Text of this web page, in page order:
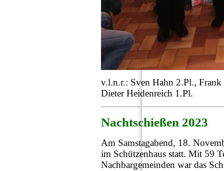
v.l.n.r.: Sven Hahn 2.Pl.,
Dieter Heidenreich 1.Pl.
Nachtschießen 2023
Am Samstagabend, 18.
im Schützenhaus statt. Mit 59
Nachbargemeinden war das